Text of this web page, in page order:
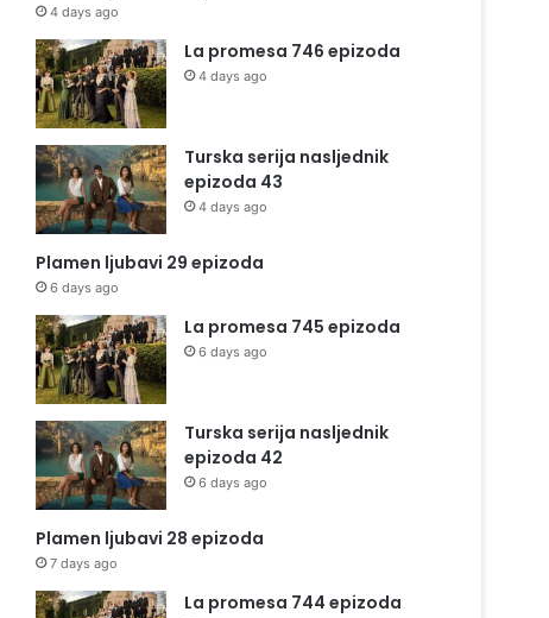
4 days ago
La promesa 746 epizoda
4 days ago
Turska serija nasljednik
epizoda 43
4 days ago
Plamen ljubavi 29 epizoda
6 days ago
La promesa 745 epizoda
6 days ago
Turska serija nasljednik
epizoda 42
6 days ago
Plamen ljubavi 28 epizoda
7 days ago
La promesa 744 epizoda